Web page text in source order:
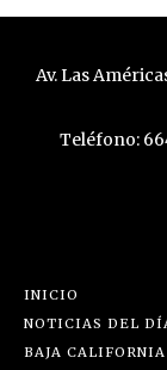
Av. Las
Teléfono:
INICIO
NOTICIAS DEL
BAJA CALIFORNIA